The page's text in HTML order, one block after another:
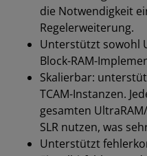
die Notwendigkeit
Regelerweiterung.
Unterstützt sowohl
Block-RAM-
Skalierbar:
TCAM-Instanzen.
gesamten
SLR nutzen, was
Unterstützt